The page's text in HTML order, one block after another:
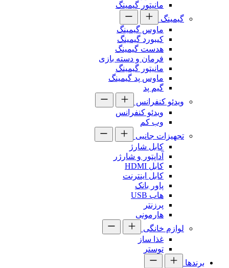
مانیتور گیمینگ
گیمینگ
ماوس گیمینگ
کیبورد گیمینگ
هدست گیمینگ
فرمان و دسته بازی
مانیتور گیمینگ
ماوس پد گیمینگ
گیم پد
ویدئو کنفرانس
ویدئو کنفرانس
وب کم
تجهیزات جانبی
کابل شارژ
آداپتور و شارژر
کابل HDMI
کابل اینترنت
پاور بانک
هاب USB
پرزنتر
هارمونی
لوازم خانگی
غذا ساز
توستر
برندها